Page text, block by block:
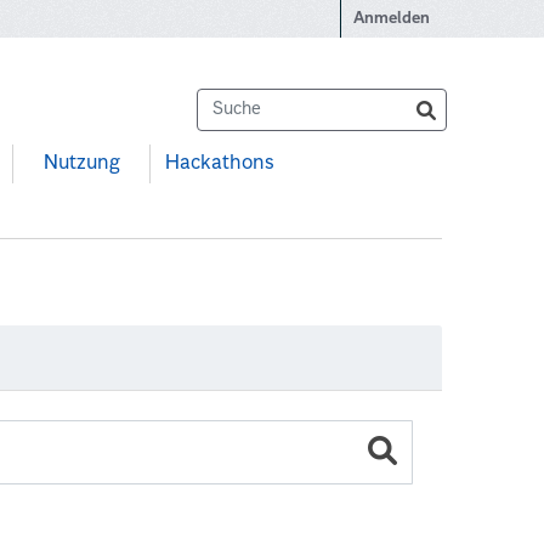
Anmelden
Nutzung Hackathons